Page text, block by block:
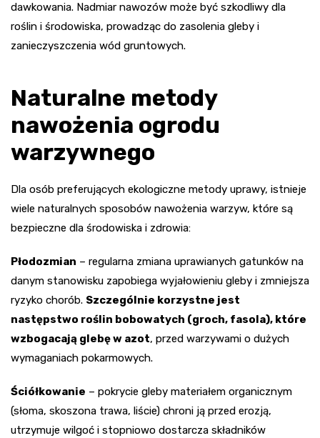
dawkowania. Nadmiar nawozów może być szkodliwy dla
roślin i środowiska, prowadząc do zasolenia gleby i
zanieczyszczenia wód gruntowych.
Naturalne metody
nawożenia ogrodu
warzywnego
Dla osób preferujących ekologiczne metody uprawy, istnieje
wiele naturalnych sposobów nawożenia warzyw, które są
bezpieczne dla środowiska i zdrowia:
Płodozmian – regularna zmiana uprawianych gatunków na
danym stanowisku zapobiega wyjałowieniu gleby i zmniejsza
ryzyko chorób. Szczególnie korzystne jest
następstwo roślin bobowatych (groch, fasola), które
wzbogacają glebę w azot, przed warzywami o dużych
wymaganiach pokarmowych.
Ściółkowanie – pokrycie gleby materiałem organicznym
(słoma, skoszona trawa, liście) chroni ją przed erozją,
utrzymuje wilgoć i stopniowo dostarcza składników